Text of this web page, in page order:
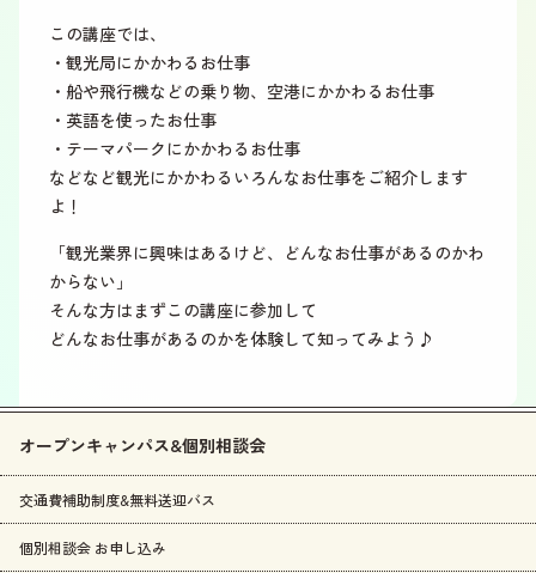
この講座では、
・観光局にかかわるお仕事
・船や飛行機などの乗り物、空港にかかわるお仕事
・英語を使ったお仕事
・テーマパークにかかわるお仕事
などなど観光にかかわるいろんなお仕事をご紹介します
よ！
「観光業界に興味はあるけど、どんなお仕事があるのかわ
からない」
そんな方はまずこの講座に参加して
どんなお仕事があるのかを体験して知ってみよう♪
オープンキャンパス&個別相談会
交通費補助制度&無料送迎バス
個別相談会 お申し込み